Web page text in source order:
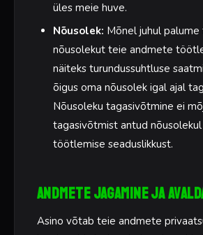
üles meie huve.
Nõusolek: Mõnel juhul palume
nõusolekut teie andmete
näiteks turundussuhtluse
õigus oma nõusolek igal ajal
Nõusoleku tagasivõtmine ei
tagasivõtmist antud
töötlemise seaduslikkust.
Andmete jagamine ja
Asino võtab teie andmete